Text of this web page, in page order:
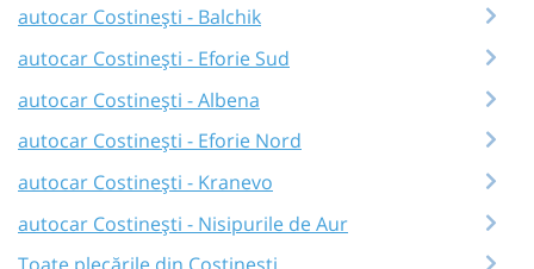
autocar Costinești - Balchik
autocar Costinești - Eforie Sud
autocar Costinești - Albena
autocar Costinești - Eforie Nord
autocar Costinești - Kranevo
autocar Costinești - Nisipurile de Aur